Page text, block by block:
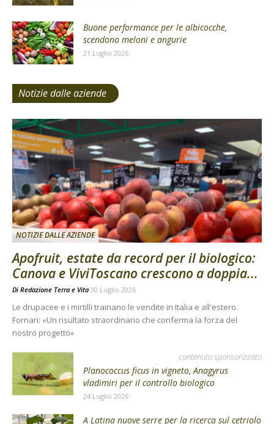
Buone performance per le albicocche,
scendono meloni e angurie
21 Luglio 2026
Notizie dalle aziende
NOTIZIE DALLE AZIENDE
Apofruit, estate da record per il biologico:
Canova e ViviToscano crescono a doppia...
Di Redazione Terra e Vita 30 Luglio 2026
Le drupacee e i mirtilli trainano le vendite in Italia e all'estero.
Fornari: «Un risultato straordinario che conferma la forza del
nostro progetto»
contenuto sponsorizzato
Planococcus ficus in vigneto, Anagyrus
vladimiri per il controllo biologico
24 Luglio 2026
A Latina nuove serre per la ricerca sul cetriolo